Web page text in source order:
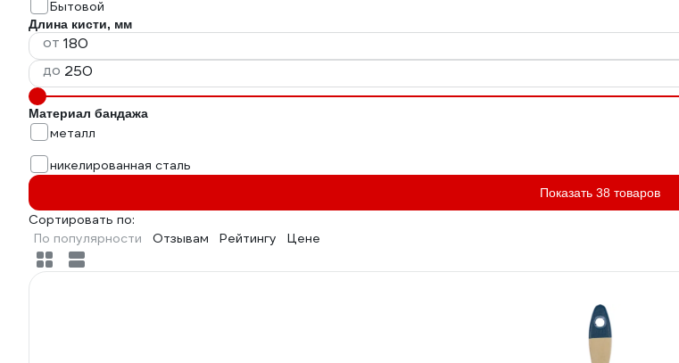
Бытовой
Длина кисти, мм
от
до
Материал бандажа
металл
никелированная сталь
Показать 38 товаров
Сортировать по:
По популярности
Отзывам Рейтингу Цене